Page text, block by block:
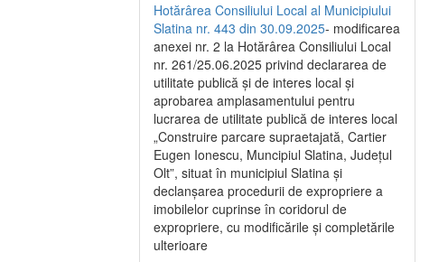
Hotărârea Consiliului Local al Municipiului
Slatina nr. 443 din 30.09.2025- modificarea
anexei nr. 2 la Hotărârea Consiliului Local
nr. 261/25.06.2025 privind declararea de
utilitate publică şi de interes local şi
aprobarea amplasamentului pentru
lucrarea de utilitate publică de interes local
„Construire parcare supraetajată, Cartier
Eugen Ionescu, Muncipiul Slatina, Judeţul
Olt”, situat în municipiul Slatina şi
declanşarea procedurii de expropriere a
imobilelor cuprinse în coridorul de
expropriere, cu modificările şi completările
ulterioare